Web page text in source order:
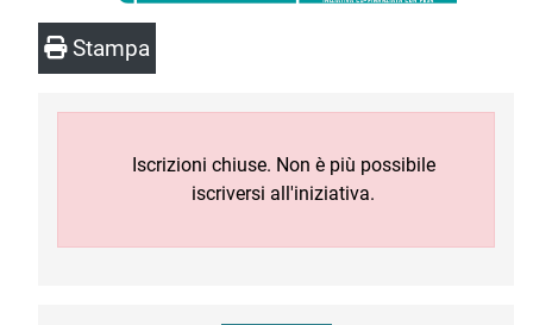
Stampa
Iscrizioni chiuse. Non è più possibile
iscriversi all'iniziativa.